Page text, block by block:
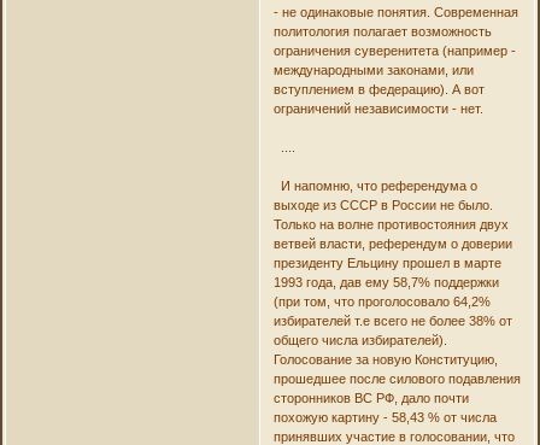
- не одинаковые понятия. Современная
политология полагает возможность
ограничения суверенитета (например -
международными законами, или
вступлением в федерацию). А вот
ограничений независимости - нет.
И напомню, что референдума о
выходе из СССР в России не было.
Только на волне противостояния двух
ветвей власти, референдум о доверии
президенту Ельцину прошел в марте
1993 года, дав ему 58,7% поддержки
(при том, что проголосовало 64,2%
избирателей т.е всего не более 38% от
общего числа избирателей).
Голосование за новую Конституцию,
прошедшее после силового подавления
сторонников ВС РФ, дало почти
похожую картину - 58,43 % от числа
принявших участие в голосовании, что